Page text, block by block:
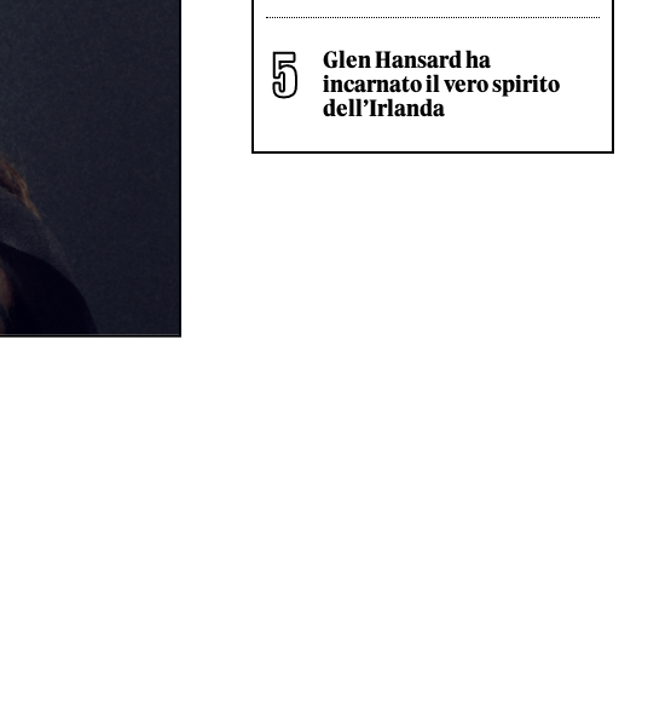
Glen Hansard ha
incarnato il vero spirito
dell’Irlanda